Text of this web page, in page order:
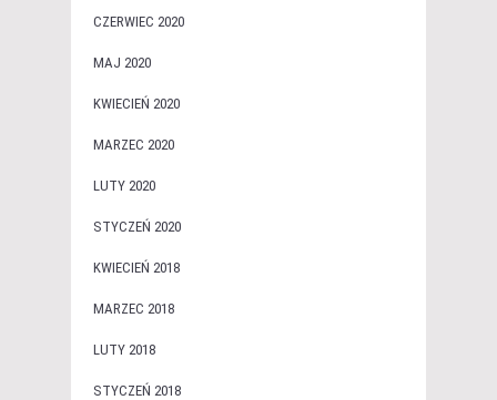
CZERWIEC 2020
MAJ 2020
KWIECIEŃ 2020
MARZEC 2020
LUTY 2020
STYCZEŃ 2020
KWIECIEŃ 2018
MARZEC 2018
LUTY 2018
STYCZEŃ 2018